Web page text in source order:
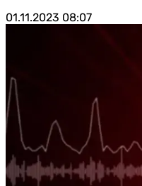
01.11.2023 08:07